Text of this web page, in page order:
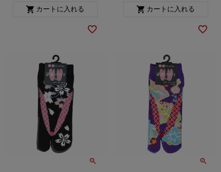
カートに入れる カートに入れる